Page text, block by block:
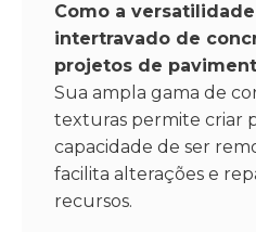
Como a
intertravado de
projetos de
Sua ampla gama de
texturas permite criar
capacidade de ser
facilita alterações e
recursos.